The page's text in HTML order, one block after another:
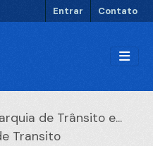
Entrar Contato
de Trânsito e...
Transito